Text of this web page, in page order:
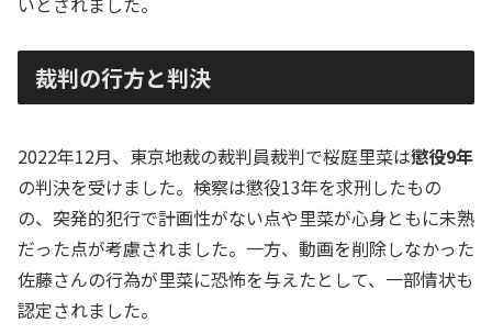
裁判の行方と判決
2022年12月、東京地裁の裁判員裁判で桜庭里菜は懲役9年
の判決を受けました。検察は懲役13年を求刑したもの
の、突発的犯行で計画性がない点や里菜が心身ともに未熟
だった点が考慮されました。一方、動画を削除しなかった
佐藤さんの行為が里菜に恐怖を与えたとして、一部情状も
認定されました。